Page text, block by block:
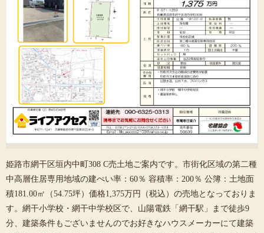
姫路市網干区垣内中町308 C売土地ご案内です。市街化区域の第二種
中高層住居専用地域の建ぺい率：60％ 容積率：200％ 公簿：土地面
積181.00㎡（54.75坪）価格1,375万円（税込）の売地となっておりま
す。網干小学校・網干中学校区で、山陽電鉄「網干駅」まで徒歩9
分、建築条件もございませんのでお好きなハウスメーカーにて建築